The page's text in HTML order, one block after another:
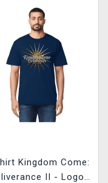
Kingdom Come:
II - Logo